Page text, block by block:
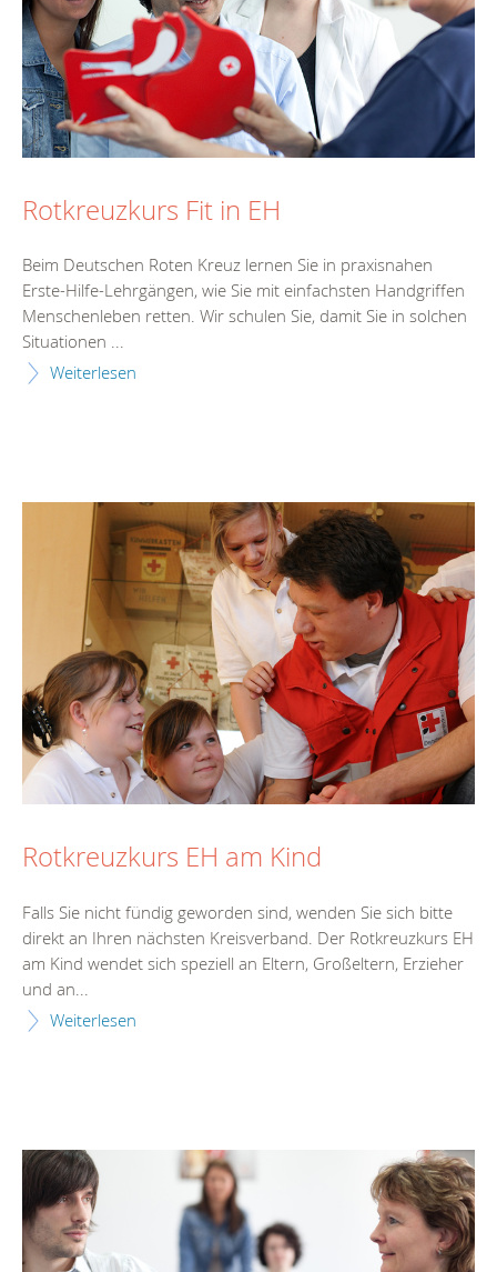
Rotkreuzkurs Fit in EH
Beim Deutschen Roten Kreuz lernen Sie in praxisnahen
Erste-Hilfe-Lehrgängen, wie Sie mit einfachsten Handgriffen
Menschenleben retten. Wir schulen Sie, damit Sie in solchen
Situationen ...
Weiterlesen
Rotkreuzkurs EH am Kind
Falls Sie nicht fündig geworden sind, wenden Sie sich bitte
direkt an Ihren nächsten Kreisverband. Der Rotkreuzkurs EH
am Kind wendet sich speziell an Eltern, Großeltern, Erzieher
und an...
Weiterlesen